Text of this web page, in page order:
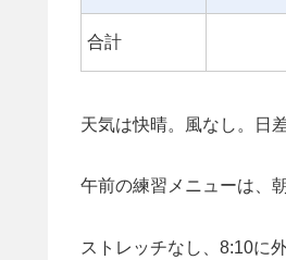
合計
天気は快晴。風なし。日
午前の練習メニューは、
ストレッチなし、8:10に